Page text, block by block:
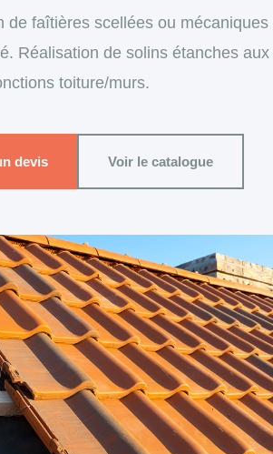
de faîtières scellées ou mécaniques
Réalisation de solins étanches aux
toiture/murs.
devis Voir le catalogue